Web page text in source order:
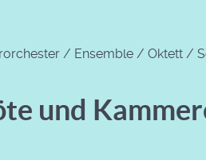
/ Ensemble / Oktett /
und